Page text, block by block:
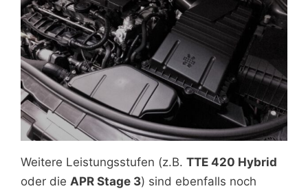
Weitere Leistungsstufen (z.B. TTE 420 Hybrid
oder die APR Stage 3) sind ebenfalls noch